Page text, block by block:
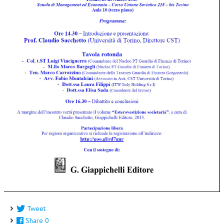
ARCHIVIO CORSI 2015
BROCHURE CE.S.E.D.
LA RIVISTA
COMITATO SCIENTIFICO
COMITATO EDITORIALE
CODICE ETICO
Tweet
Share 0